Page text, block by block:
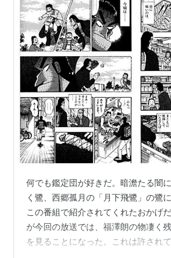
ズ」の司会でより脚光を集めた。
日本テレビ在籍時の主な担当番組
全日本プロレス中継
とんねるずの生でダラダラいか
アメリカ横断ウルトラクイズ
高校生クイズ
ズームイン!!朝!!
2005年6月30日を以て日本テレビ
プロダクション」に所属している。
フリーとしてこれまでの司会業を
にも関わる予定。
何でも鑑定団が好きだ。暗澹たる闇
く鷺、西郷孤月の「月下飛鷺」の鷺
この番組で紹介されてくれたおかげ
が今回の放送では、福澤朗の物凄く
を見ることになった。これは許され